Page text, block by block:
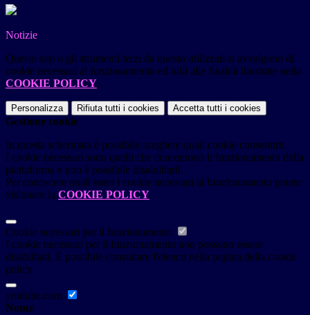
Notizie
Questo sito o gli strumenti terzi da questo utilizzati si avvalgono di
cookie necessari al funzionamento ed utili alle finalità illustrate nella
COOKIE POLICY.
Personalizza Rifiuta tutti i cookies Accetta tutti i cookies
Gestione cookie
In questa schermata è possibile scegliere quali cookie consentire.
I cookie necessari sono quelli che consentono il funzionamento della
piattaforma e non è possibile disabilitarli.
Per conoscere quali sono i cookie necessari al funzionamento potete
visionare la COOKIE POLICY.
Cookie necessari per il funzionamento
I cookie necessari per il funzionamento non possono essere
disabilitati. È possibile consultare l'elenco nella pagina della cookie
policy.
youtube.com
Nome